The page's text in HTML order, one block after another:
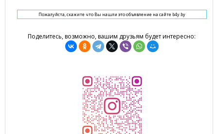
Пожалуйста, скажите что Вы нашли это объявление на сайте b4y.by
Поделитесь, возможно, вашим друзьям будет интересно: